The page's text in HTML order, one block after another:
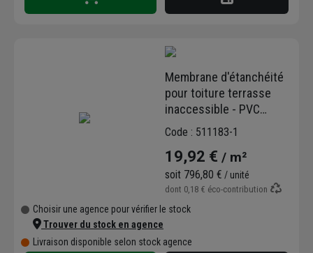
(Starcoat Pro) parfaits pour le
surfaces complexes sans apport de
Performance et facilité de pose
Les produits Axter facilitent le travail sur
chantier. La marque développe des
pour les
étancheurs. Chaque membrane est testée
pour résister aux agressions climatiques. Ces
matériaux assurent l' étanchéité des
toitures plates ou inclinées. Le catalogue
couvre aussi bien le bâtiment industriel que le
Membrane d'étanchéité
pour toiture terrasse
inaccessible - PVC
armée tissu polyester
gris - Hyperflex FM 1.2 -
Rlx 1,60 x 25 m
Code : 511183-1
19,92 € / m²
soit 796,80 € / unité
dont 0,18 € éco-contribution
Choisir une agence pour vérifier le stock
Trouver du stock en agence
Livraison disponible selon stock agence